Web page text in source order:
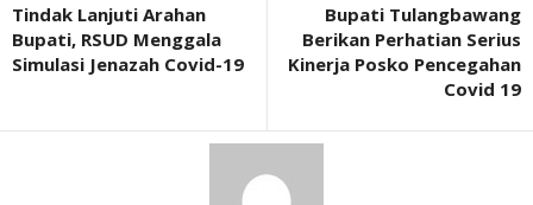
Tindak Lanjuti Arahan
Bupati, RSUD Menggala
Simulasi Jenazah Covid-19
Bupati Tulangbawang
Berikan Perhatian Serius
Kinerja Posko Pencegahan
Covid 19